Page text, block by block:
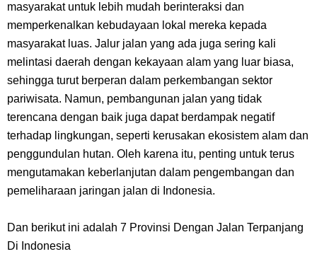
7 Fakta Brook One Piece, Mantan Kapten Yang Poster Bountynya
Poster Konser
7 Kapal Pesiar Terberat Di Dunia, Simbol Ambisi Industri Pariwisata
Laut
Arti Bendera Yunani, Negara Yang Terkenal Salah Satu Pusat
Peradaban Kuno
masyarakat untuk lebih mudah berinteraksi dan
memperkenalkan kebudayaan lokal mereka kepada
masyarakat luas. Jalur jalan yang ada juga sering kali
melintasi daerah dengan kekayaan alam yang luar biasa,
sehingga turut berperan dalam perkembangan sektor
pariwisata. Namun, pembangunan jalan yang tidak
terencana dengan baik juga dapat berdampak negatif
terhadap lingkungan, seperti kerusakan ekosistem alam dan
penggundulan hutan. Oleh karena itu, penting untuk terus
mengutamakan keberlanjutan dalam pengembangan dan
pemeliharaan jaringan jalan di Indonesia.
Dan berikut ini adalah 7 Provinsi Dengan Jalan Terpanjang
Di Indonesia